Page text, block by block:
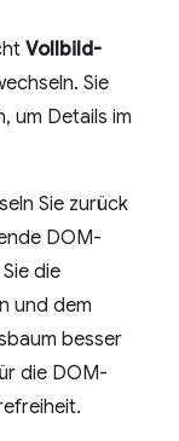
Vollbild-
Sie
um Details im
Sie zurück
DOM-
die
und dem
besser
die DOM-